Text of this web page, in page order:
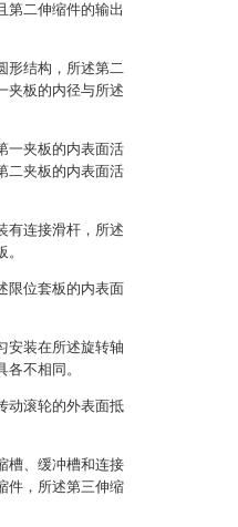
第二伸缩件的输出
形结构，所述第二
夹板的内径与所述
一夹板的内表面活
二夹板的内表面活
有连接滑杆，所述
限位套板的内表面
安装在所述旋转轴
不相同。
动滚轮的外表面抵
槽、缓冲槽和连接
件，所述第三伸缩